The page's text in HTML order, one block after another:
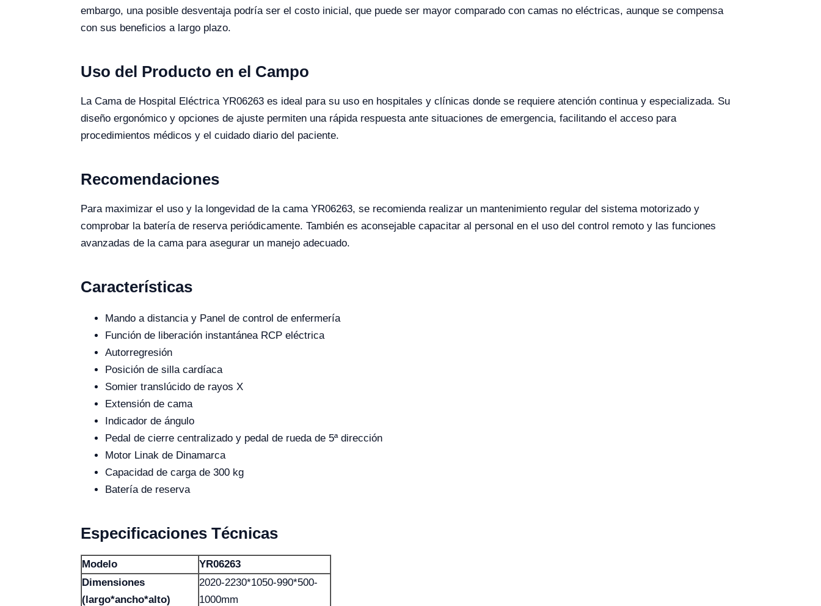
embargo, una posible desventaja podría ser el costo inicial, que puede ser mayor comparado con camas no eléctricas, aunque se compensa
con sus beneficios a largo plazo.
Uso del Producto en el Campo
La Cama de Hospital Eléctrica YR06263 es ideal para su uso en hospitales y clínicas donde se requiere atención continua y especializada. Su
diseño ergonómico y opciones de ajuste permiten una rápida respuesta ante situaciones de emergencia, facilitando el acceso para
procedimientos médicos y el cuidado diario del paciente.
Recomendaciones
Para maximizar el uso y la longevidad de la cama YR06263, se recomienda realizar un mantenimiento regular del sistema motorizado y
comprobar la batería de reserva periódicamente. También es aconsejable capacitar al personal en el uso del control remoto y las funciones
avanzadas de la cama para asegurar un manejo adecuado.
Características
Mando a distancia y Panel de control de enfermería
Función de liberación instantánea RCP eléctrica
Autorregresión
Posición de silla cardíaca
Somier translúcido de rayos X
Extensión de cama
Indicador de ángulo
Pedal de cierre centralizado y pedal de rueda de 5ª dirección
Motor Linak de Dinamarca
Capacidad de carga de 300 kg
Batería de reserva
Especificaciones Técnicas
Modelo
YR06263
Dimensiones
(largo*ancho*alto)
2020-2230*1050-990*500-
1000mm